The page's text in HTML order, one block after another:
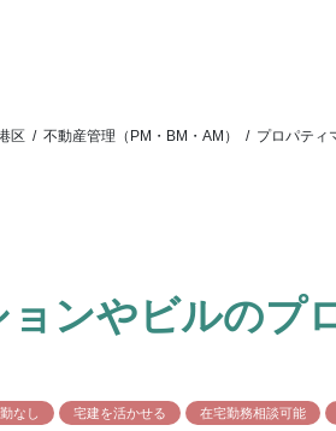
区 / 不動産管理（PM・BM・AM） / プロパティ
ョンやビルのプ
なし 宅建を活かせる 在宅勤務相談可能